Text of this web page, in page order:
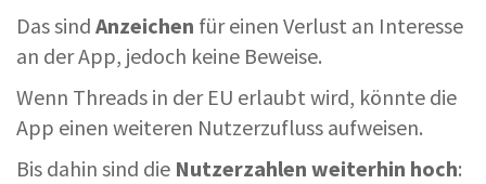
Das sind Anzeichen für einen Verlust an Interesse
an der App, jedoch keine Beweise.
Wenn Threads in der EU erlaubt wird, könnte die
App einen weiteren Nutzerzufluss aufweisen.
Bis dahin sind die Nutzerzahlen weiterhin hoch: